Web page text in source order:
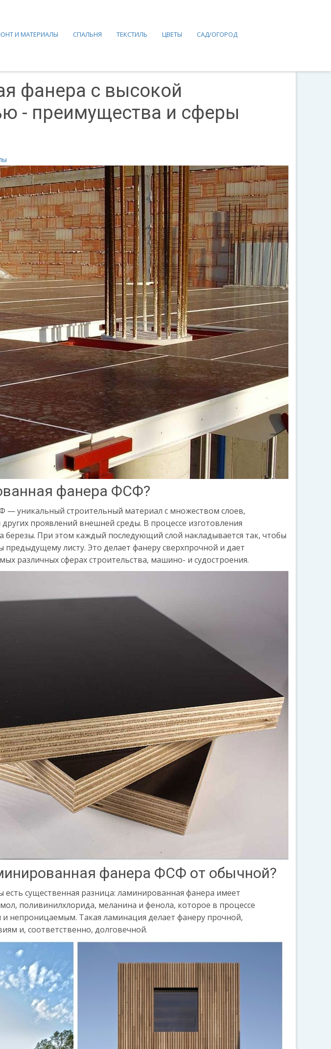
И МАТЕРИАЛЫ СПАЛЬНЯ ТЕКСТИЛЬ ЦВЕТЫ САД/ОГОРОД
фанера с высокой
- преимущества и сферы
фанера ФСФ?
— уникальный строительный материал с множеством слоев,
проявлений внешней среды. В процессе изготовления
березы. При этом каждый последующий слой накладывается так, чтобы
листу. Это делает фанеру сверхпрочной и дает
различных сферах строительства, машино- и судостроения.
фанера ФСФ от обычной?
существенная разница: ламинированная фанера имеет
поливинилхлорида, меланина и фенола, которое в процессе
непроницаемым. Такая ламинация делает фанеру прочной,
и, соответственно, долговечной.